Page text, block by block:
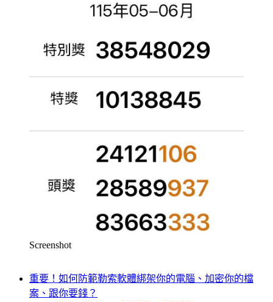
Screenshot
重要！如何防範勒索軟體綁架你的電腦、加密你的檔
案、跟你要錢？